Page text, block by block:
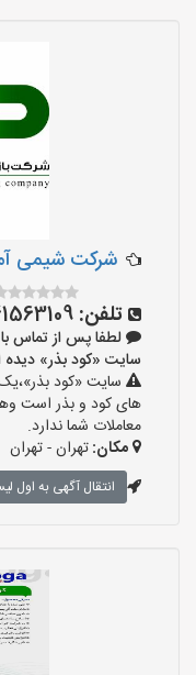
شرکت شیمی
تلفن:
لطفا پس از تماس
سایت «کود بذر» دیده ام و کد
سایت «کود
های کود و بذر است
معاملات شما ندارد.
مکان:تهران - تهران
انتقال آگهی به اول